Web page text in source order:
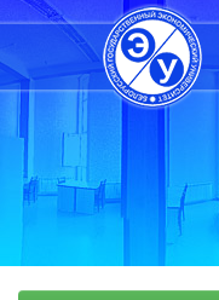
Skip
navigation